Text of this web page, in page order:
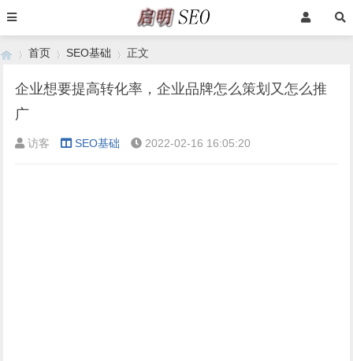
›
首页 SEO基础 正文
企业想要提高转化率，企业品牌怎么策划又怎么推
广
访客 SEO基础 2022-02-16 16:05:20